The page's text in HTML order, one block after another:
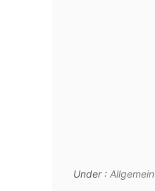
Under : Allgemein